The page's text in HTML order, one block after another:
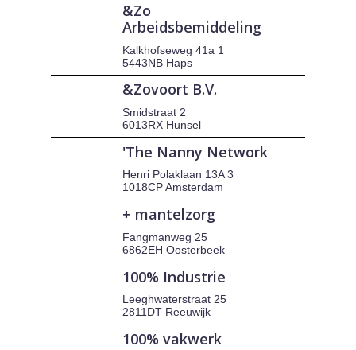
&Zo
Arbeidsbemiddeling
Kalkhofseweg 41a 1
5443NB Haps
&Zovoort B.V.
Smidstraat 2
6013RX Hunsel
'The Nanny Network
Henri Polaklaan 13A 3
1018CP Amsterdam
+ mantelzorg
Fangmanweg 25
6862EH Oosterbeek
100% Industrie
Leeghwaterstraat 25
2811DT Reeuwijk
100% vakwerk